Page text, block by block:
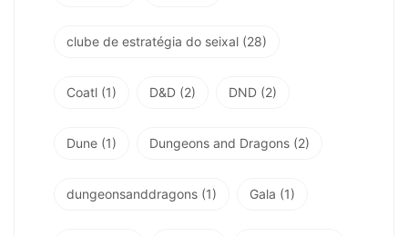
clube de estratégia do seixal (28)
Coatl (1) D&D (2) DND (2)
Dune (1) Dungeons and Dragons (2)
dungeonsanddragons (1) Gala (1)